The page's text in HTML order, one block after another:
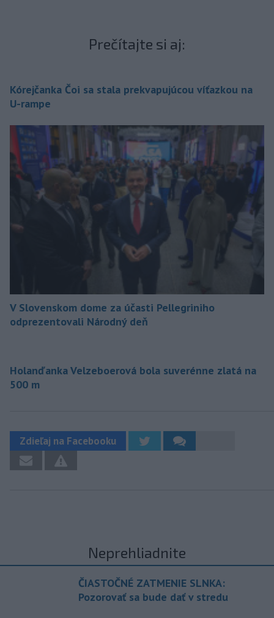
Prečítajte si aj:
Kórejčanka Čoi sa stala prekvapujúcou víťazkou na
U-rampe
V Slovenskom dome za účasti Pellegriniho
odprezentovali Národný deň
Holanďanka Velzeboerová bola suverénne zlatá na
500 m
Zdieľaj na Facebooku
Neprehliadnite
ČIASTOČNÉ ZATMENIE SLNKA:
Pozorovať sa bude dať v stredu